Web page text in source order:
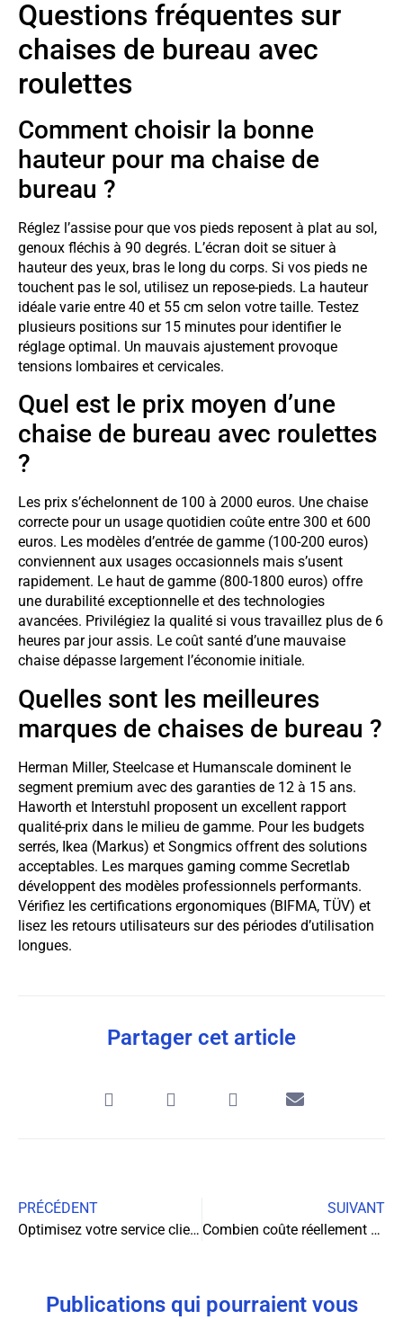
Questions fréquentes sur
chaises de bureau avec
roulettes
Comment choisir la bonne
hauteur pour ma chaise de
bureau ?
Réglez l’assise pour que vos pieds reposent à plat au sol,
genoux fléchis à 90 degrés. L’écran doit se situer à
hauteur des yeux, bras le long du corps. Si vos pieds ne
touchent pas le sol, utilisez un repose-pieds. La hauteur
idéale varie entre 40 et 55 cm selon votre taille. Testez
plusieurs positions sur 15 minutes pour identifier le
réglage optimal. Un mauvais ajustement provoque
tensions lombaires et cervicales.
Quel est le prix moyen d’une
chaise de bureau avec roulettes
?
Les prix s’échelonnent de 100 à 2000 euros. Une chaise
correcte pour un usage quotidien coûte entre 300 et 600
euros. Les modèles d’entrée de gamme (100-200 euros)
conviennent aux usages occasionnels mais s’usent
rapidement. Le haut de gamme (800-1800 euros) offre
une durabilité exceptionnelle et des technologies
avancées. Privilégiez la qualité si vous travaillez plus de 6
heures par jour assis. Le coût santé d’une mauvaise
chaise dépasse largement l’économie initiale.
Quelles sont les meilleures
marques de chaises de bureau ?
Herman Miller, Steelcase et Humanscale dominent le
segment premium avec des garanties de 12 à 15 ans.
Haworth et Interstuhl proposent un excellent rapport
qualité-prix dans le milieu de gamme. Pour les budgets
serrés, Ikea (Markus) et Songmics offrent des solutions
acceptables. Les marques gaming comme Secretlab
développent des modèles professionnels performants.
Vérifiez les certifications ergonomiques (BIFMA, TÜV) et
lisez les retours utilisateurs sur des périodes d’utilisation
longues.
Partager cet article
PRÉCÉDENT
Optimisez votre service client avec un SVI efficace
SUIVANT
Combien coûte réellement une machine à café à grain sur 5 ans en entreprise ?
Publications qui pourraient vous